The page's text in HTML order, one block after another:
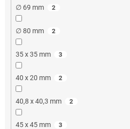
∅ 69 mm 2
∅ 80 mm 2
35 x 35 mm 3
40 x 20 mm 2
40,8 x 40,3 mm 2
45 x 45 mm 3